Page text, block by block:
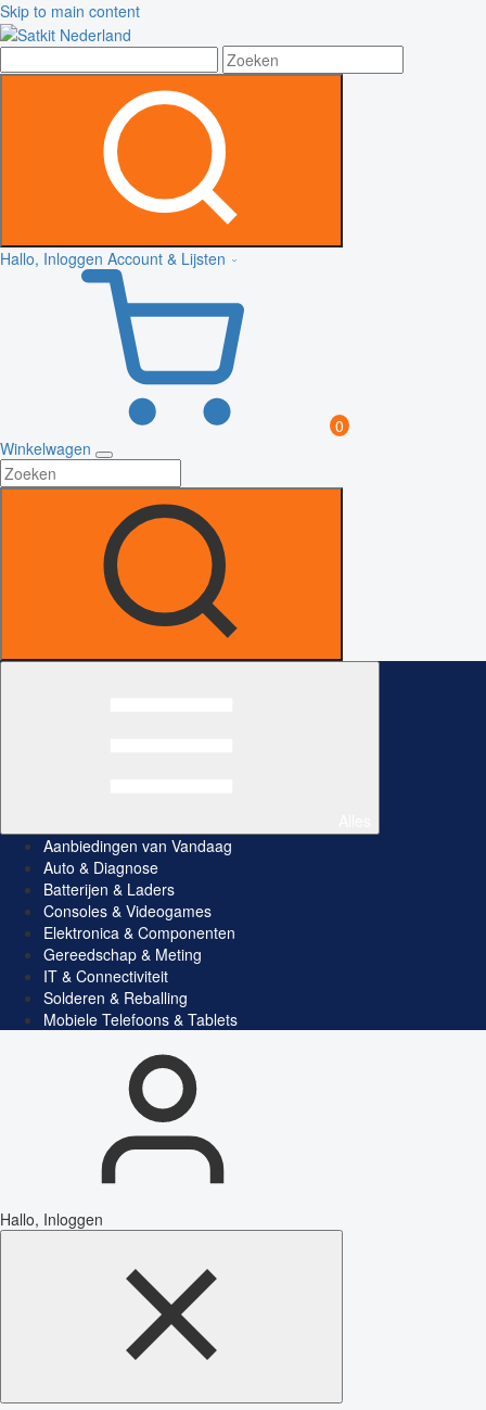
Skip to main content
Hallo, Inloggen Account & Lijsten
0
Winkelwagen
Aanbiedingen van Vandaag
Auto & Diagnose
Batterijen & Laders
Consoles & Videogames
Elektronica & Componenten
Gereedschap & Meting
IT & Connectiviteit
Solderen & Reballing
Mobiele Telefoons & Tablets
Hallo, Inloggen